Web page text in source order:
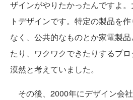
ザインがやりたかったんですよ
トデザインです。特定の製品を
なく、公共的なものとか家電製
たり、ワクワクできたりするプ
漠然と考えていました。
その後、2000年にデザイン会